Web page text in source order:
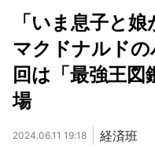
「いま息子と
マクドナルド
回は「最強王
場
2024.06.11 19:18 経済班